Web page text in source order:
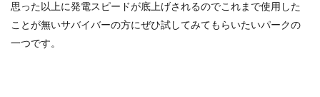
思った以上に発電スピードが底上げされるのでこれまで使用した
ことが無いサバイバーの方にぜひ試してみてもらいたいパークの
一つです。